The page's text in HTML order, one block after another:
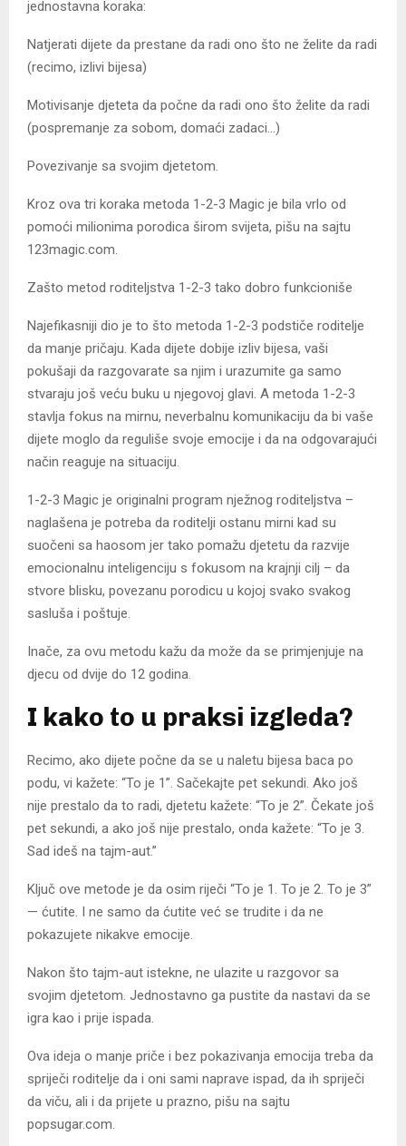
jednostavna koraka:
Natjerati dijete da prestane da radi ono što ne želite da radi
(recimo, izlivi bijesa)
Motivisanje djeteta da počne da radi ono što želite da radi
(pospremanje za sobom, domaći zadaci…)
Povezivanje sa svojim djetetom.
Kroz ova tri koraka metoda 1-2-3 Magic je bila vrlo od
pomoći milionima porodica širom svijeta, pišu na sajtu
123magic.com.
Zašto metod roditeljstva 1-2-3 tako dobro funkcioniše
Najefikasniji dio je to što metoda 1-2-3 podstiče roditelje
da manje pričaju. Kada dijete dobije izliv bijesa, vaši
pokušaji da razgovarate sa njim i urazumite ga samo
stvaraju još veću buku u njegovoj glavi. A metoda 1-2-3
stavlja fokus na mirnu, neverbalnu komunikaciju da bi vaše
dijete moglo da reguliše svoje emocije i da na odgovarajući
način reaguje na situaciju.
1-2-3 Magic je originalni program nježnog roditeljstva –
naglašena je potreba da roditelji ostanu mirni kad su
suočeni sa haosom jer tako pomažu djetetu da razvije
emocionalnu inteligenciju s fokusom na krajnji cilj – da
stvore blisku, povezanu porodicu u kojoj svako svakog
sasluša i poštuje.
Inače, za ovu metodu kažu da može da se primjenjuje na
djecu od dvije do 12 godina.
I kako to u praksi izgleda?
Recimo, ako dijete počne da se u naletu bijesa baca po
podu, vi kažete: “To je 1”. Sačekajte pet sekundi. Ako još
nije prestalo da to radi, djetetu kažete: “To je 2”. Čekate još
pet sekundi, a ako još nije prestalo, onda kažete: “To je 3.
Sad ideš na tajm-aut.”
Ključ ove metode je da osim riječi “To je 1. To je 2. To je 3”
— ćutite. I ne samo da ćutite već se trudite i da ne
pokazujete nikakve emocije.
Nakon što tajm-aut istekne, ne ulazite u razgovor sa
svojim djetetom. Jednostavno ga pustite da nastavi da se
igra kao i prije ispada.
Ova ideja o manje priče i bez pokazivanja emocija treba da
spriječi roditelje da i oni sami naprave ispad, da ih spriječi
da viču, ali i da prijete u prazno, pišu na sajtu
popsugar.com.